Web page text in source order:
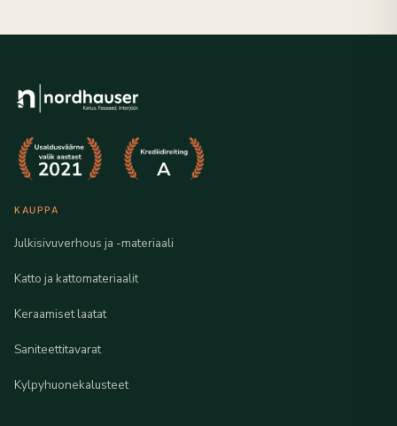
KAUPPA
Julkisivuverhous ja -materiaali
Katto ja kattomateriaalit
Keraamiset laatat
Saniteettitavarat
Kylpyhuonekalusteet